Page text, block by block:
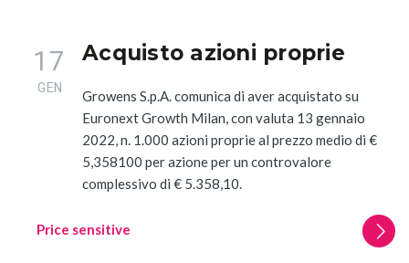
All
Comunicati Stampa
Stories
Price sensitive
17
GEN
Acquisto azioni proprie
Growens S.p.A. comunica di aver acquistato su
Euronext Growth Milan, con valuta 13 gennaio
2022, n. 1.000 azioni proprie al prezzo medio di €
5,358100 per azione per un controvalore
complessivo di € 5.358,10.